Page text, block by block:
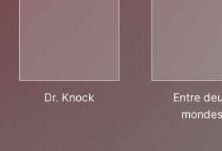
Dr. Knock
Entre
mondes